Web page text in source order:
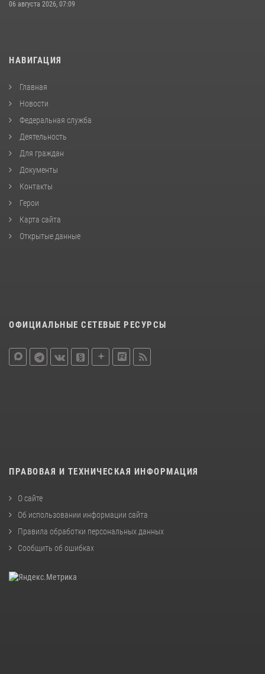
06 августа 2026, 07:09
НАВИГАЦИЯ
Главная
Новости
Федеральная служба
Деятельность
Для граждан
Документы
Контакты
Герои
Карта сайта
Открытые данные
ОФИЦИАЛЬНЫЕ СЕТЕВЫЕ РЕСУРСЫ
ПРАВОВАЯ И ТЕХНИЧЕСКАЯ ИНФОРМАЦИЯ
О сайте
Об использовании информации сайта
Правила обработки персональных данных
Сообщить об ошибках